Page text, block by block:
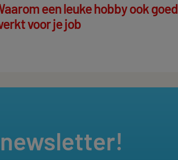
een leuke hobby ook goed
voor je job